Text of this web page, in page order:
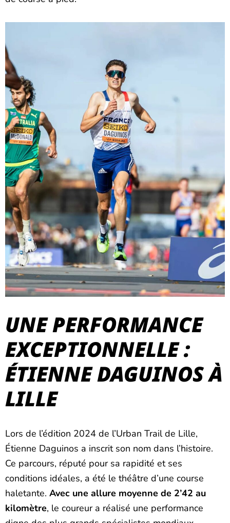
UNE PERFORMANCE
EXCEPTIONNELLE :
ÉTIENNE DAGUINOS À
LILLE
Lors de l’édition 2024 de l’Urban Trail de Lille,
Étienne Daguinos a inscrit son nom dans l’histoire.
Ce parcours, réputé pour sa rapidité et ses
conditions idéales, a été le théâtre d’une course
haletante. Avec une allure moyenne de 2’42 au
kilomètre, le coureur a réalisé une performance